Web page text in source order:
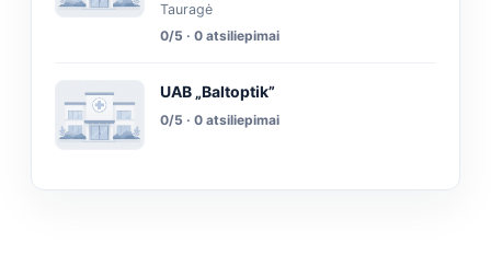
Tauragė
0/5 · 0 atsiliepimai
UAB „Baltoptik”
0/5 · 0 atsiliepimai